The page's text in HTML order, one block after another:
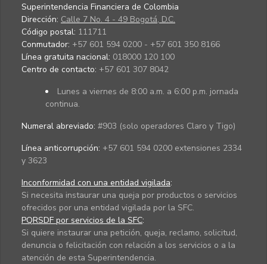
Superintendencia Financiera de Colombia
Dirección: Calle 7 No. 4 - 49 Bogotá, D.C.
Código postal: 111711
Conmutador: +57 601 594 0200 - +57 601 350 8166
Línea gratuita nacional: 018000 120 100
Centro de contacto: +57 601 307 8042
Lunes a viernes de 8:00 a.m. a 6:00 p.m. jornada
continua.
Numeral abreviado: #903 (solo operadores Claro y Tigo)
Línea anticorrupción: +57 601 594 0200 extensiones 2334
y 3623
Inconformidad con una entidad vigilada:
Si necesita instaurar una queja por productos o servicios
ofrecidos por una entidad vigilada por la SFC.
PQRSDF por servicios de la SFC:
Si quiere instaurar una petición, queja, reclamo, solicitud,
denuncia o felicitación con relación a los servicios o a la
atención de esta Superintendencia.